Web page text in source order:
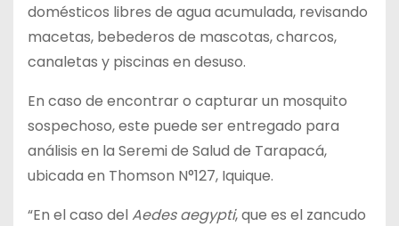
domésticos libres de agua acumulada, revisando
macetas, bebederos de mascotas, charcos,
canaletas y piscinas en desuso.
En caso de encontrar o capturar un mosquito
sospechoso, este puede ser entregado para
análisis en la Seremi de Salud de Tarapacá,
ubicada en Thomson N°127, Iquique.
“En el caso delAedes aegypti, que es el zancudo